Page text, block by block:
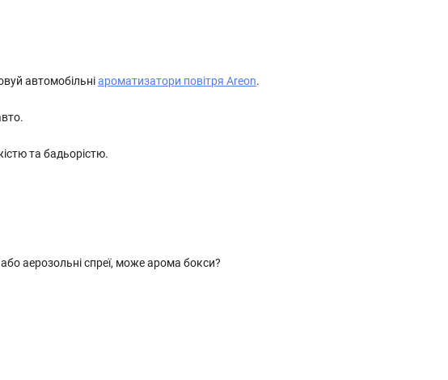
автомобільніароматизатори повітря Areon.
та бадьорістю.
аерозольні спреї, може арома бокси?